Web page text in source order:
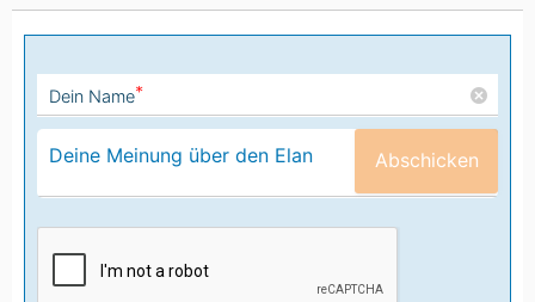
Dein Name*
Abschicken